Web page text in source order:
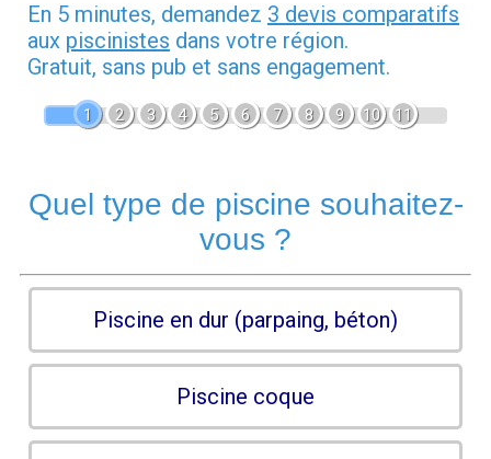
En 5 minutes, demandez 3 devis comparatifs
aux piscinistes dans votre région.
Gratuit, sans pub et sans engagement.
1 2 3 4 5 6 7 8 9 10 11
Quel type de piscine souhaitez-
vous ?
Piscine en dur (parpaing, béton)
Piscine coque